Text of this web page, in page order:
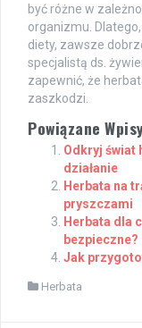
być różne w
organizmu.
diety, zawsze
specjalistą ds.
zapewnić, że
zaszkodzi.
Powiązane
Odkryj świat
działanie
Herbata na
pryszczami
Herbata dla
bezpieczne?
Jak
Herbata